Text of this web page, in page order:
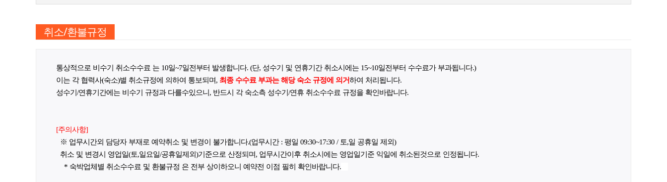
취소/환불규정
통상적으로 비수기 취소수수료 는 10일~7일전부터 발생합니다. (단, 성수기 및 연휴기간 취소시에는 15~10일전부터 수수료가 부과됩니다.)
이는 각 협력사(숙소)별 취소규정에 의하여 통보되며, 최종 수수료 부과는 해당 숙소 규정에 의거하여 처리됩니다.
성수기/연휴기간에는 비수기 규정과 다를수있으니, 반드시 각 숙소측 성수기/연휴 취소수수료 규정을 확인바랍니다.
[주의사항]
※ 업무시간외 담당자 부재로 예약취소 및 변경이 불가합니다.(업무시간 : 평일 09:30~17:30 / 토,일 공휴일 제외)
취소 및 변경시 영업일(토,일요일/공휴일제외)기준으로 산정되며, 업무시간이후 취소시에는 영업일기준 익일에 취소된것으로 인정됩니다.
* 숙박업체별 취소수수료 및 환불규정 은 전부 상이하오니 예약전 이점 필히 확인바랍니다.